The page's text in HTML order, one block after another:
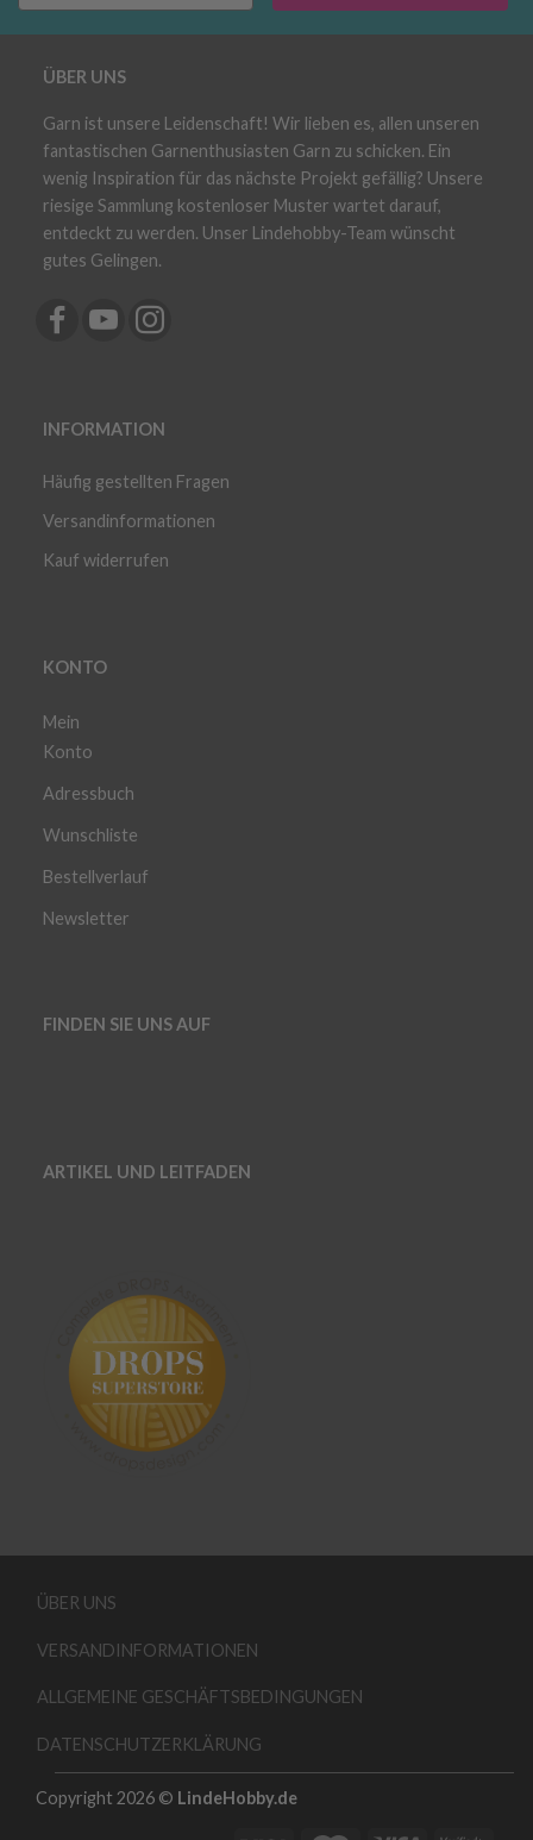
ÜBER UNS
Garn ist unsere Leidenschaft! Wir lieben es, allen unseren
fantastischen Garnenthusiasten Garn zu schicken. Ein
wenig Inspiration für das nächste Projekt gefällig? Unsere
riesige Sammlung kostenloser Muster wartet darauf,
entdeckt zu werden. Unser Lindehobby-Team wünscht
gutes Gelingen.
INFORMATION
Häufig gestellten Fragen
Versandinformationen
Kauf widerrufen
KONTO
Mein
Konto
Adressbuch
Wunschliste
Bestellverlauf
Newsletter
FINDEN SIE UNS AUF
ARTIKEL UND LEITFADEN
ÜBER UNS
VERSANDINFORMATIONEN
ALLGEMEINE GESCHÄFTSBEDINGUNGEN
DATENSCHUTZERKLÄRUNG
Copyright 2026 © LindeHobby.de